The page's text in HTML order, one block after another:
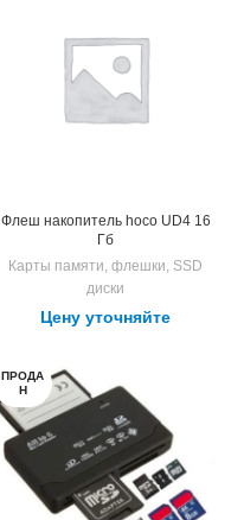
Флеш накопитель hoco UD4 16
Гб
Карты памяти, флешки, SSD
диски
Цену уточняйте
ПРОДА
Н